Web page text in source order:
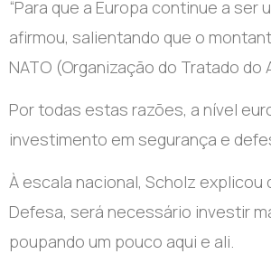
“Para que a Europa continue a
afirmou, salientando que o
NATO (Organização do Tratado
Por todas estas razões, a nível
investimento em segurança e
À escala nacional, Scholz
Defesa, será necessário investir
poupando um pouco aqui e ali.